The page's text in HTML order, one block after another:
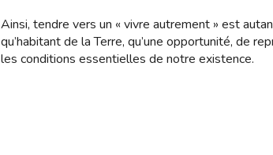
Ainsi, tendre vers un « vivre autrement » est
qu’habitant de la Terre, qu’une opportunité, de
les conditions essentielles de notre existence.